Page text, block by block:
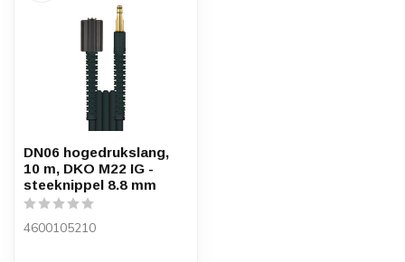
DN06 hogedrukslang,
10 m, DKO M22 IG -
steeknippel 8.8 mm
4600105210